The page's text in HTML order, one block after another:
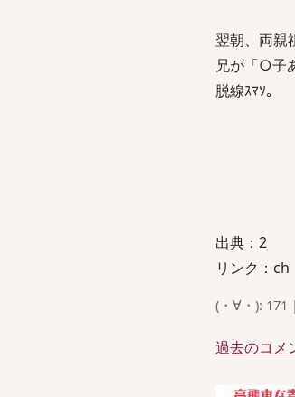
翌朝、両親
兄が「○子
脱線ｽﾏｿ。
出典：2
リンク：ch
(・∀・): 171
過去のコメ